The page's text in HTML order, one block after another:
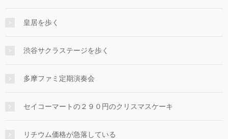
皇居を歩く
渋谷サクラステージを歩く
多摩ファミ定期演奏会
セイコーマートの２９０円のクリスマスケーキ
リチウム価格が急落している